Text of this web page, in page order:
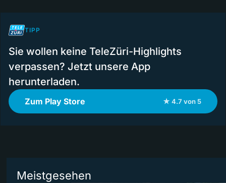
TIPP
Sie wollen keine TeleZüri-Highlights
verpassen? Jetzt unsere App
herunterladen.
Zum Play Store ★ 4.7 von 5
Meistgesehen